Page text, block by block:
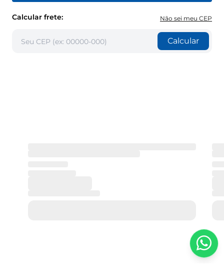
Calcular frete: Não sei meu CEP
Calcular